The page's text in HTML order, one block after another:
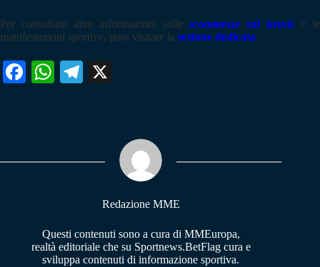
Per consultare altre informazioni sulle scommesse sul tennis e le
manifestazioni sportive, puoi visitare la sezione dedicata
Fa W
pp
Te
m
Redazione MME
Questi contenuti sono a cura di MMEuropa,
realtà editoriale che su Sportnews.BetFlag cura e
sviluppa contenuti di informazione sportiva.